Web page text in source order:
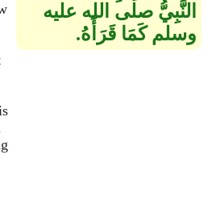
النَّبِيُّ صلى الله عليه
وسلم كَمَا قَرَأَهُ‏.‏